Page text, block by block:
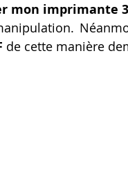
mon imprimante
de cette manière